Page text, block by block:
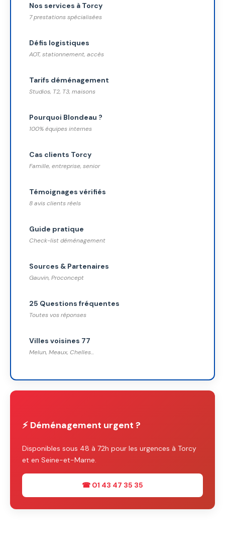
Nos services à Torcy
7 prestations spécialisées
Défis logistiques
AOT, stationnement, accès
Tarifs déménagement
Studios, T2, T3, maisons
Pourquoi Blondeau ?
100% équipes internes
Cas clients Torcy
Famille, entreprise, senior
Témoignages vérifiés
8 avis clients réels
Guide pratique
Check-list déménagement
Sources & Partenaires
Gauvin, Proconcept
25 Questions fréquentes
Toutes vos réponses
Villes voisines 77
Melun, Meaux, Chelles...
⚡ Déménagement urgent ?
Disponibles sous 48 à 72h pour les urgences à Torcy
et en Seine-et-Marne.
☎ 01 43 47 35 35